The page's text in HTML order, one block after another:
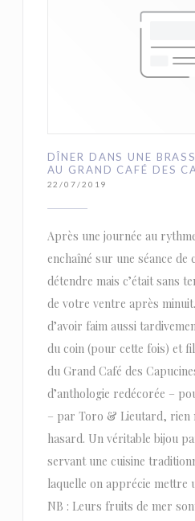
DÎNER DANS UNE
AU GRAND CAFÉ DES
22/07/2019
Après une journée au
enchaîné sur une séance de
détendre mais c’était sans
de votre ventre après
d’avoir faim aussi
du coin (pour cette fois) et
du Grand Café des
d’anthologie redécorée –
– par Toro & Lieutard, rien
hasard. Un véritable bijou
servant une cuisine
laquelle on apprécie mettre
NB : Leurs fruits de mer